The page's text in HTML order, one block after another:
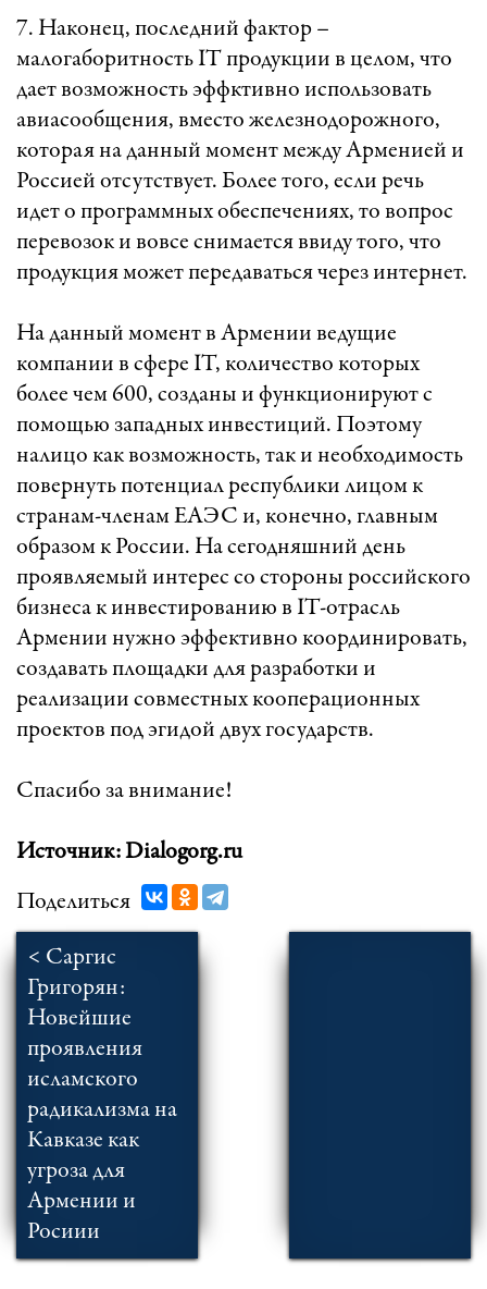
7. Наконец, последний фактор –
малогаборитность IT продукции в целом, что
дает возможность эффктивно использовать
авиасообщения, вместо железнодорожного,
которая на данный момент между Арменией и
Россией отсутствует. Более того, если речь
идет о программных обеспечениях, то вопрос
перевозок и вовсе снимается ввиду того, что
продукция может передаваться через интернет.
На данный момент в Армении ведущие
компании в сфере IT, количество которых
более чем 600, созданы и функционируют с
помощью западных инвестиций. Поэтому
налицо как возможность, так и необходимость
повернуть потенциал республики лицом к
странам-членам ЕАЭС и, конечно, главным
образом к России. На сегодняшний день
проявляемый интерес со стороны российского
бизнеса к инвестированию в IT-отрасль
Армении нужно эффективно координировать,
создавать площадки для разработки и
реализации совместных кооперационных
проектов под эгидой двух государств.
Спасибо за внимание!
Источник: Dialogorg.ru
Поделиться
< Саргис
Григорян:
Новейшие
проявления
исламского
радикализма на
Кавказе как
угроза для
Армении и
Росиии